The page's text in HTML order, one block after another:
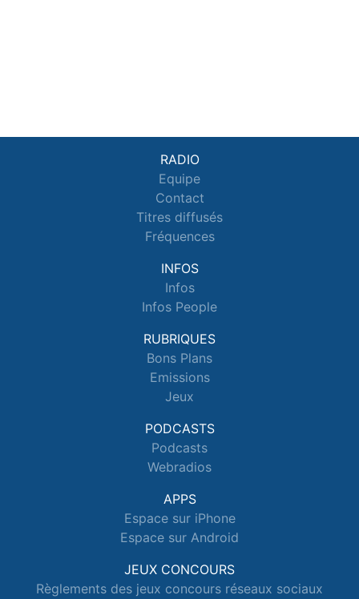
RADIO
Equipe
Contact
Titres diffusés
Fréquences
INFOS
Infos
Infos People
RUBRIQUES
Bons Plans
Emissions
Jeux
PODCASTS
Podcasts
Webradios
APPS
Espace sur iPhone
Espace sur Android
JEUX CONCOURS
Règlements des jeux concours réseaux sociaux